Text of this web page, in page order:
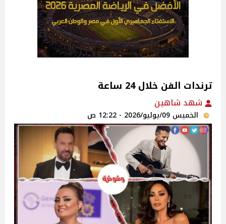
ترندات الفن خلال 24 ساعة
شهد شاهين
الخميس 09/يوليو/2026 - 12:22 ص